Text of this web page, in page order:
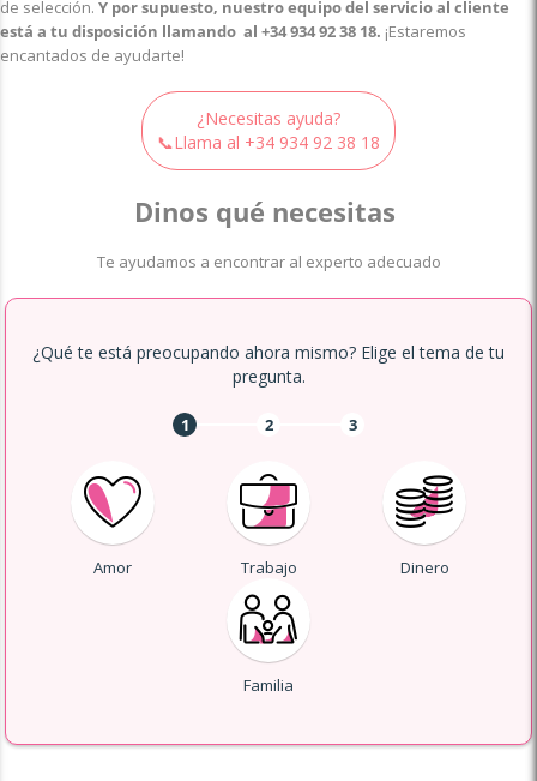
de selección. Y por supuesto, nuestro equipo del servicio al cliente
está a tu disposición llamando al +34 934 92 38 18. ¡Estaremos
encantados de ayudarte!
¿Necesitas ayuda?
📞Llama al +34 934 92 38 18
Dinos qué necesitas
Te ayudamos a encontrar al experto adecuado
¿Qué te está preocupando ahora mismo? Elige el tema de tu
pregunta.
1 2 3
Amor Trabajo Dinero
Familia